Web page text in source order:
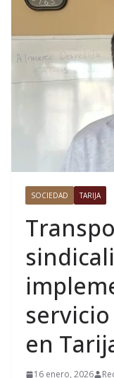
SOCIEDAD TARIJA
en
16 enero, 2026